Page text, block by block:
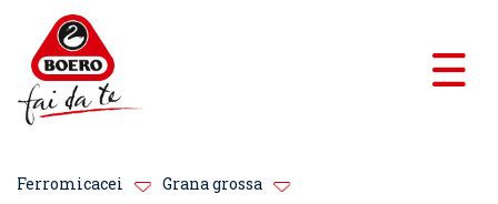
Ferromicacei Grana grossa